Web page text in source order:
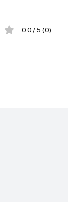
0.0 / 5 (0)